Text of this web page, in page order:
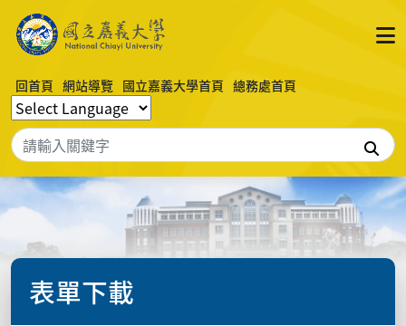
回首頁 網站導覽 國立嘉義大學首頁 總務處首頁
搜尋
表單下載